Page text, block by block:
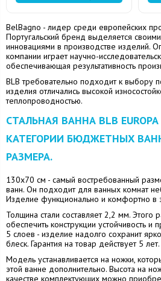
BelBagno - лидер среди европейских
Португальский бренд выделяется
инновациями в производстве изделий.
компании играет научно-
обеспечивающая результативность
BLB требовательно подходит к выбору
изделия отличались высокой
теплопроводностью.
СТАЛЬНАЯ ВАННА BLB
КАТЕГОРИИ БЮДЖЕТНЫХ
РАЗМЕРА.
130х70 см - самый востребованный
ванн. Он подходит для ванных комнат
Изделие функционально и комфортно в
Толщина стали составляет 2,2 мм. Этого
обеспечить конструкции устойчивость и
5 слоев - изделие надолго сохранит
блеск. Гарантия на товар действует 5 лет.
Модель устанавливается на ножки,
этой ванне дополнительно. Высота на
качестве комплектующих можно